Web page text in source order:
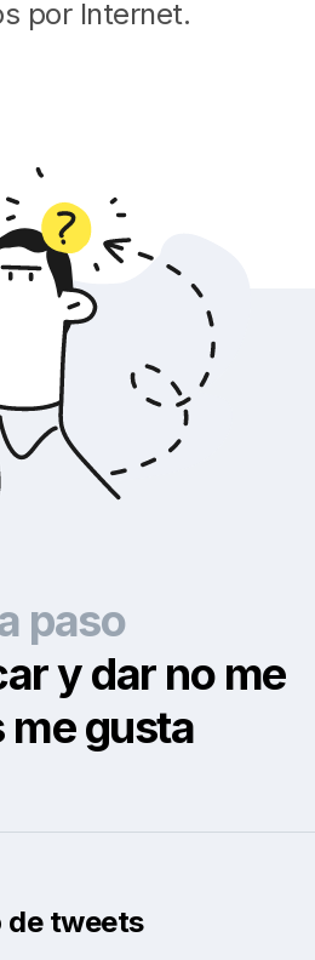
por Internet.
paso
y dar no me
me gusta
de tweets